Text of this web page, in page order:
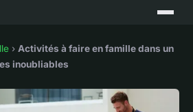
› Activités à faire en famille dans un
inoubliables